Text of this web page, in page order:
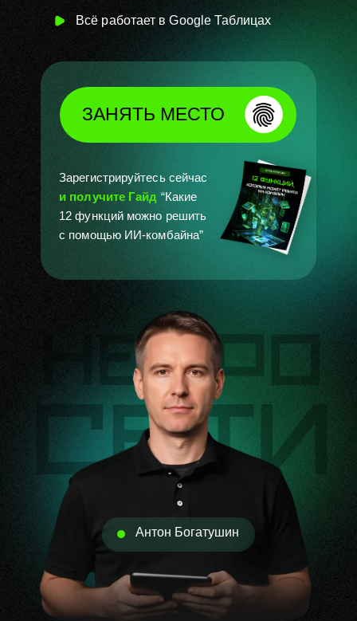
Всё работает в Google Таблицах
Зарегистрируйтесь сейчас
и получите Гайд “Какие
12 функций можно решить
с помощью ИИ-комбайна”
ЗАНЯТЬ МЕСТО
Антон Богатушин